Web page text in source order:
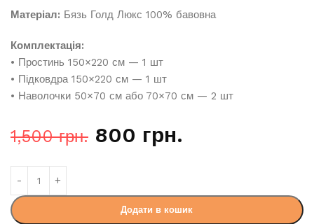
Матеріал: Бязь Голд Люкс 100% бавовна
Комплектація:
• Простинь 150×220 см — 1 шт
• Підковдра 150×220 см — 1 шт
• Наволочки 50×70 см або 70×70 см — 2 шт
1,500грн. 800 грн.
Додати в кошик